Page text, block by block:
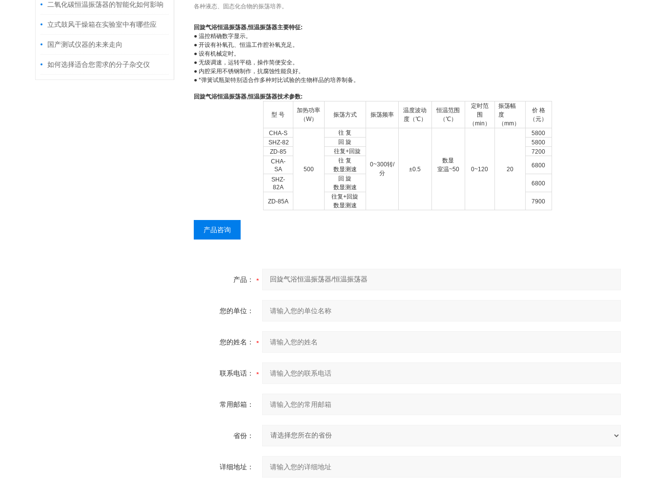
二氧化碳恒温振荡器的智能化如何影响
实验操作
立式鼓风干燥箱在实验室中有哪些应
用？国产测试仪器的未来走向
如何选择适合您需求的分子杂交仪
各种液态、固态化合物的振荡培养。
回旋气浴恒温振荡器,恒温振荡器主要特征:
● 温控精确数字显示。
● 开设有补氧孔、恒温工作腔补氧充足。
● 设有机械定时。
● 无级调速，运转平稳，操作简便安全。
● 内腔采用不锈钢制作，抗腐蚀性能良好。
● *弹簧试瓶架特别适合作多种对比试验的生物样品的培养制备。
回旋气浴恒温振荡器,恒温振荡器技术参数:
型 号
加热功率
（W）
振荡方式 振荡频率
温度波动
度（℃）
恒温范围
（℃）
定时范
围
（min）
振荡幅
度
（mm）
价 格
（元）
CHA-S
500
往 复
0~300转/
分
±0.5
数显
室温~50
0~120 20
5800
SHZ-82
回 旋
5800
ZD-85
往复+回旋
7200
CHA-
SA
往 复
数显测速
6800
SHZ-
82A
回 旋
数显测速
6800
ZD-85A
往复+回旋
数显测速
7900
产品咨询
产品：
您的单位：
您的姓名：
联系电话：
常用邮箱：
省份：
详细地址：